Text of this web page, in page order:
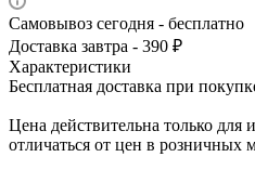
Самовывоз сегодня - бесплатно
Доставка завтра - 390 ₽
Характеристики
Бесплатная доставка при
Цена действительна только для
отличаться от цен в розничных